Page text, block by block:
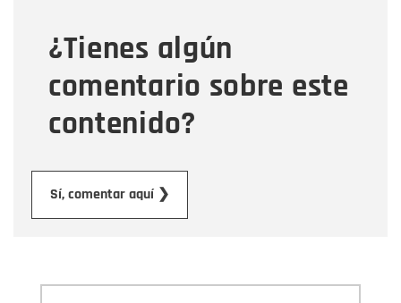
¿Tienes algún
comentario sobre este
contenido?
Sí, comentar aquí ❯
Mensaje